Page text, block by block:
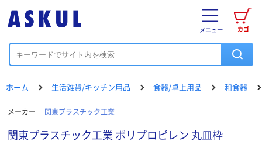
カゴ
メニュー
ホーム 生活雑貨/キッチン用品 食器/卓上用品 和食器
メーカー 関東プラスチック工業
関東プラスチック工業 ポリプロピレン 丸皿枠